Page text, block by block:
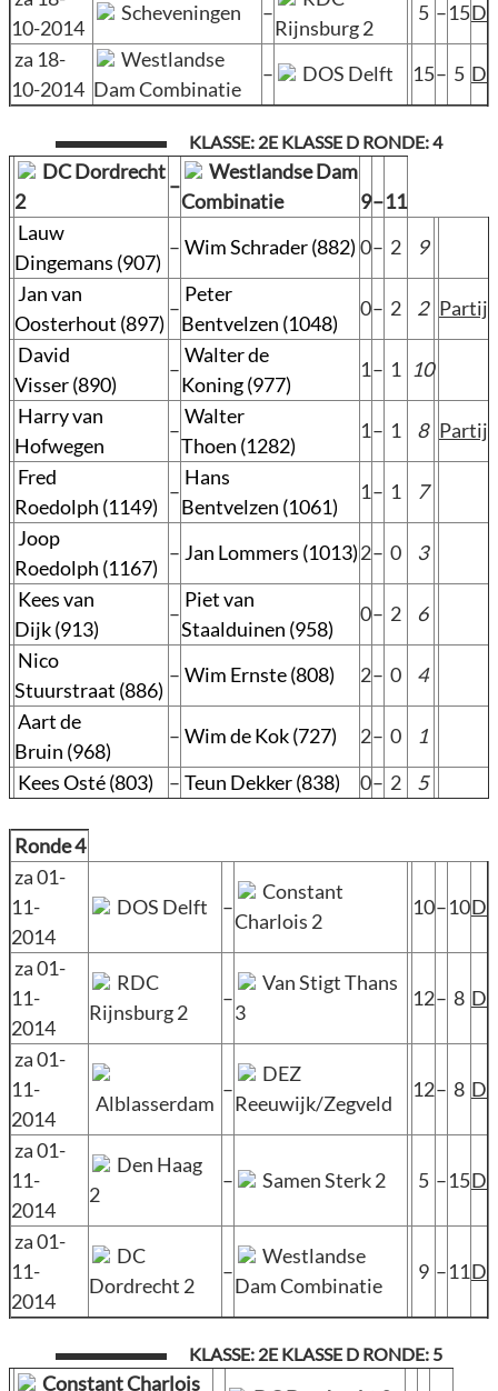
10-2014
Scheveningen –
Rijnsburg 2
5 –15D
za 18-
10-2014
Westlandse
Dam Combinatie
– DOS Delft 15– 5 D
KLASSE: 2E KLASSE D RONDE: 4
DC Dordrecht
2
–
Westlandse Dam
Combinatie
9–11
Lauw
Dingemans (907)
– Wim Schrader (882) 0– 2
9
Jan van
Oosterhout (897)
–
Peter
Bentvelzen (1048)
0– 2 2 Partij
David
Visser (890)
–
Walter de
Koning (977)
1– 1 10
Harry van
Hofwegen
–
Walter
Thoen (1282)
1– 1 8 Partij
Fred
Roedolph (1149)
–
Hans
Bentvelzen (1061)
1– 1
7
Joop
Roedolph (1167)
– Jan Lommers (1013)2– 0
3
Kees van
Dijk (913)
–
Piet van
Staalduinen (958)
0– 2
6
Nico
Stuurstraat (886)
– Wim Ernste (808) 2– 0
4
Aart de
Bruin (968)
– Wim de Kok (727) 2– 0
1
Kees Osté (803)
– Teun Dekker (838) 0– 2 5
Ronde 4
za 01-
11-
2014
DOS Delft –
Constant
Charlois 2
10–10D
za 01-
11-
2014
RDC
Rijnsburg 2
–
Van Stigt Thans
3
12– 8 D
za 01-
11-
2014
Alblasserdam
–
DEZ
Reeuwijk/Zegveld
12– 8 D
za 01-
11-
2014
Den Haag
2
– Samen Sterk 2 5 –15D
za 01-
11-
2014
DC
Dordrecht 2
–
Westlandse
Dam Combinatie
9 –11D
KLASSE: 2E KLASSE D RONDE: 5
Constant Charlois